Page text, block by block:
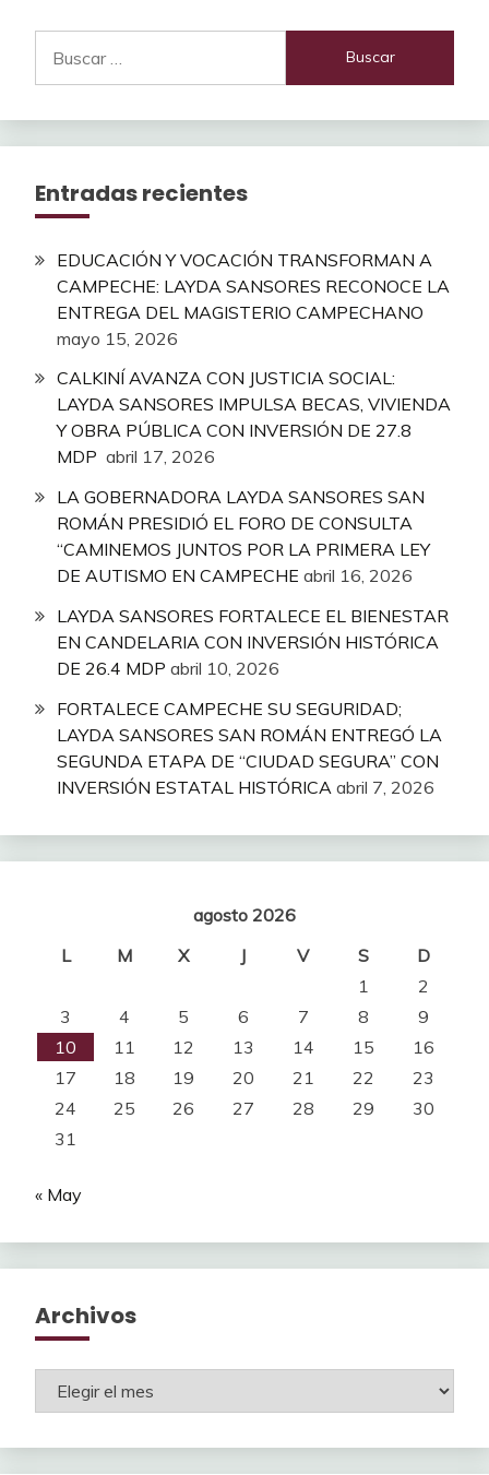
Entradas recientes
EDUCACIÓN Y VOCACIÓN TRANSFORMAN A
CAMPECHE: LAYDA SANSORES RECONOCE LA
ENTREGA DEL MAGISTERIO CAMPECHANO
mayo 15, 2026
CALKINÍ AVANZA CON JUSTICIA SOCIAL:
LAYDA SANSORES IMPULSA BECAS, VIVIENDA
Y OBRA PÚBLICA CON INVERSIÓN DE 27.8
MDP abril 17, 2026
LA GOBERNADORA LAYDA SANSORES SAN
ROMÁN PRESIDIÓ EL FORO DE CONSULTA
“CAMINEMOS JUNTOS POR LA PRIMERA LEY
DE AUTISMO EN CAMPECHE abril 16, 2026
LAYDA SANSORES FORTALECE EL BIENESTAR
EN CANDELARIA CON INVERSIÓN HISTÓRICA
DE 26.4 MDP abril 10, 2026
FORTALECE CAMPECHE SU SEGURIDAD;
LAYDA SANSORES SAN ROMÁN ENTREGÓ LA
SEGUNDA ETAPA DE “CIUDAD SEGURA” CON
INVERSIÓN ESTATAL HISTÓRICA abril 7, 2026
agosto 2026
L
M X J V S
D
1
2
3
4 5 6 7 8
9
10
11 12 13 14 15
16
17
18 19 20 21 22
23
24
25 26 27 28 29
30
31
« May
Archivos
Archivos